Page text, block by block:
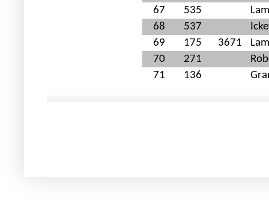
67
535
68
537
69
175 3671
70
271
71
136